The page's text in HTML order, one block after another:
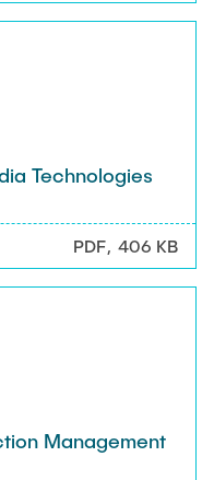
Technologies
PDF 406 KB
Management